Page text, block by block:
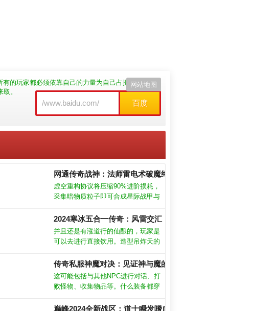
的玩家都必须依靠自己的力量为自己占据更多的土
。
百度
网站地图
绝技？
网通传奇战神：法师雷电术破魔终极奥义！
虚空重构协议将压缩90%进阶损耗，
采集暗物质粒子即可合成星际战甲与
见。曲率跃迁器为战略级底牌，面对
异星文明或星际海盗集团时展现灭世
光华
2024寒冰五合一传奇：风雷交汇，极限闪避瞬杀！
并且还是有涨道行的仙酿的，玩家是
可以去进行直接饮用。造型吊炸天的
的装扮，驰骋修真战场，繁多的转职
路线任玩家自由组合，而且不同的流
派，令玩家感受的爽快也悬殊。游戏
无限转职由你搭配，变态增幅战力崩
传奇私服神魔对决：见证神与魔的较量，挑战传奇私服中
这可能包括与其他NPC进行对话、打
败怪物、收集物品等。什么装备都穿
以最好是快速的提升我们的等级。玩
巅峰2024全新战区：道士瞬发嗜血术碾压魔龙教主？